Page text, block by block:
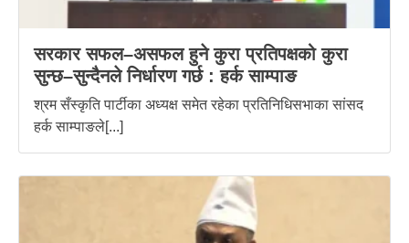
सरकार सफल–असफल हुने कुरा प्रतिपक्षको कुरा
सुन्छ–सुन्दैनले निर्धारण गर्छ : हर्क साम्पाङ
श्रम सँस्कृति पार्टीका अध्यक्ष समेत रहेका प्रतिनिधिसभाका सांसद
हर्क साम्पाङले[...]